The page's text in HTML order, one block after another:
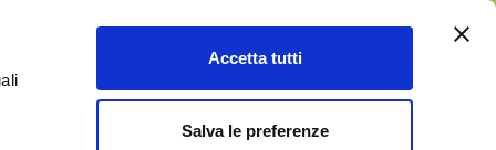
Accetta tutti
Salva le preferenze
Service Clients